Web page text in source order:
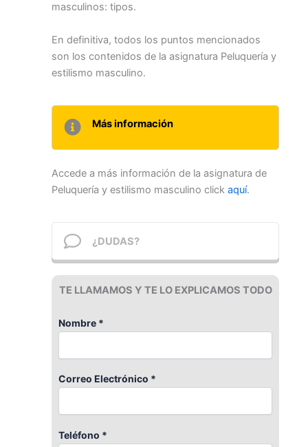
masculinos: tipos.
En definitiva, todos los puntos mencionados
son los contenidos de la asignatura Peluquería y
estilismo masculino.
Más información
Accede a más información de la asignatura de
Peluquería y estilismo masculino click aquí.
¿DUDAS?
TE LLAMAMOS Y TE LO EXPLICAMOS TODO
Nombre *
Correo Electrónico *
Teléfono *